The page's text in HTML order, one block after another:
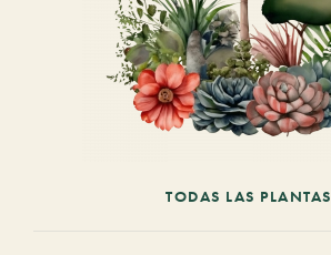
TODAS LAS PLANTAS